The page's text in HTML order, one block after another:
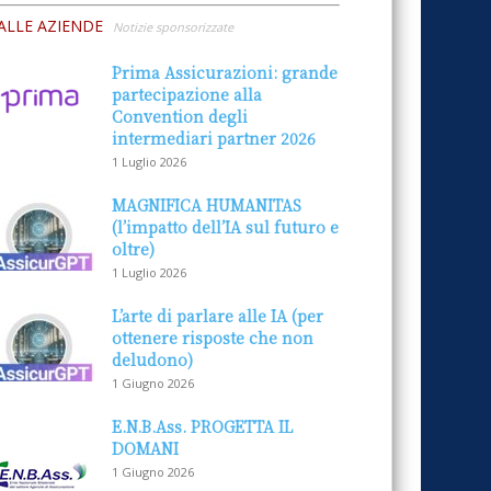
AZIENDE Notizie sponsorizzate
Prima Assicurazioni: grande
partecipazione alla
Convention degli
intermediari partner 2026
1 Luglio 2026
MAGNIFICA HUMANITAS
(l’impatto dell’IA sul futuro e
oltre)
1 Luglio 2026
L’arte di parlare alle IA (per
ottenere risposte che non
deludono)
1 Giugno 2026
E.N.B.Ass. PROGETTA IL
DOMANI
1 Giugno 2026